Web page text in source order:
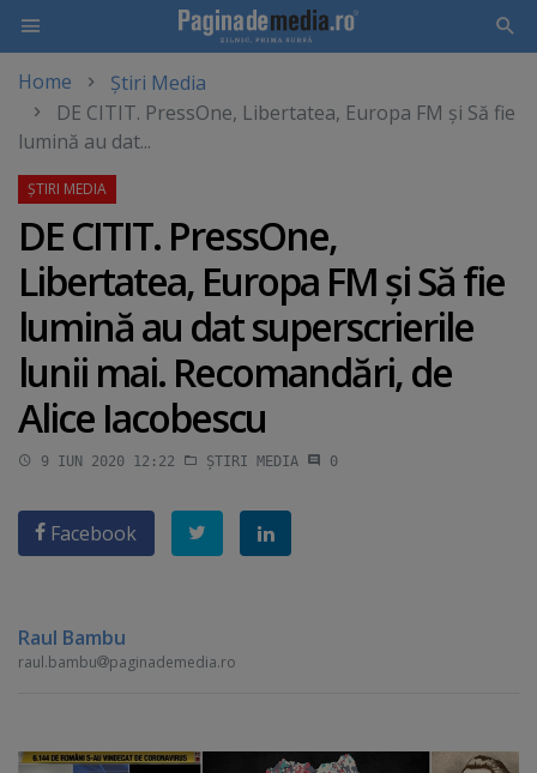
main
content
Home
Știri Media
DE CITIT. PressOne, Libertatea, Europa FM şi Să fie
lumină au dat...
DE CITIT. PressOne,
Libertatea, Europa FM şi Să fie
lumină au dat superscrierile
lunii mai. Recomandări, de
Alice Iacobescu
9 IUN 2020 12:22 ȘTIRI MEDIA 0
Facebook
Raul Bambu
raul.bambu paginademedia.ro